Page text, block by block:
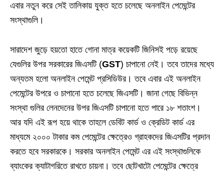
এবার নতুন করে সেই তালিকায় যুক্ত হতে চলেছে অনলাইন পেমেন্টের
সংস্থাগুলি।
সারাদেশ জুড়ে হয়তো হাতে গোনা মাত্র কয়েকটি জিনিসই পড়ে রয়েছে
যেগুলির উপর সরকারের জিএসটি (GST) চাপানো নেই। তবে তাদের মধ্যে
অন্যতম হলো অনলাইন পেমেন্ট প্রসিডিউর। তবে এবার এই অনলাইন
পেমেন্টের উপরে ও চাপানো হতে চলেছে জিএসটি। জানা গেছে বিভিন্ন
সংস্থা গুলির লেনদেনের উপর জিএসটি চাপানো হতে পারে ১৮ শতাংশ।
আর যদি এই রূপ হয়ে থাকে তাহলে ডেবিট কার্ড ও ক্রেডিট কার্ড এর
মাধ্যমে ২০০০ টাকার কম পেমেন্টের ক্ষেত্রেও গ্রাহকদের জিএসটির প্রদান
করতে হবে সরকারকে। সরকার অনলাইন পেমেন্ট এর এই সংস্থাগুলিকে
ব্যাংকের ক্যাটাগরিতে রাখতে চায়না। তবে ছোটখাটো পেমেন্টের ক্ষেত্রে